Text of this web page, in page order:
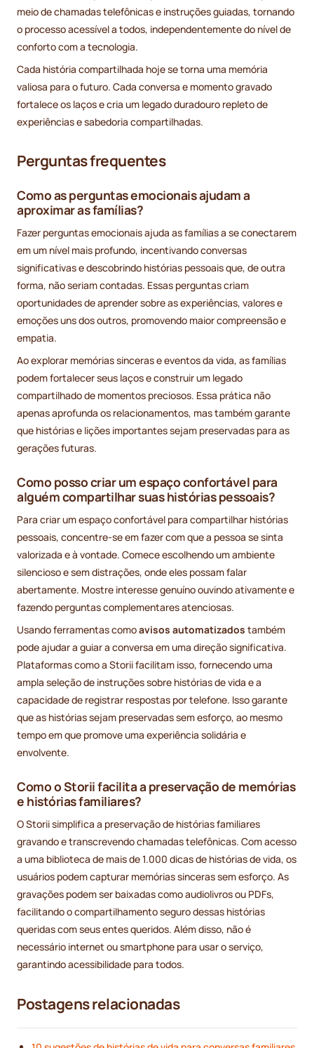
meio de chamadas telefônicas e instruções guiadas, tornando
o processo acessível a todos, independentemente do nível de
conforto com a tecnologia.
Cada história compartilhada hoje se torna uma memória
valiosa para o futuro. Cada conversa e momento gravado
fortalece os laços e cria um legado duradouro repleto de
experiências e sabedoria compartilhadas.
Perguntas frequentes
Como as perguntas emocionais ajudam a
aproximar as famílias?
Fazer perguntas emocionais ajuda as famílias a se conectarem
em um nível mais profundo, incentivando conversas
significativas e descobrindo histórias pessoais que, de outra
forma, não seriam contadas. Essas perguntas criam
oportunidades de aprender sobre as experiências, valores e
emoções uns dos outros, promovendo maior compreensão e
empatia.
Ao explorar memórias sinceras e eventos da vida, as famílias
podem fortalecer seus laços e construir um legado
compartilhado de momentos preciosos. Essa prática não
apenas aprofunda os relacionamentos, mas também garante
que histórias e lições importantes sejam preservadas para as
gerações futuras.
Como posso criar um espaço confortável para
alguém compartilhar suas histórias pessoais?
Para criar um espaço confortável para compartilhar histórias
pessoais, concentre-se em fazer com que a pessoa se sinta
valorizada e à vontade. Comece escolhendo um ambiente
silencioso e sem distrações, onde eles possam falar
abertamente. Mostre interesse genuíno ouvindo ativamente e
fazendo perguntas complementares atenciosas.
Usando ferramentas comoavisos automatizados também
pode ajudar a guiar a conversa em uma direção significativa.
Plataformas como a Storii facilitam isso, fornecendo uma
ampla seleção de instruções sobre histórias de vida e a
capacidade de registrar respostas por telefone. Isso garante
que as histórias sejam preservadas sem esforço, ao mesmo
tempo em que promove uma experiência solidária e
envolvente.
Como o Storii facilita a preservação de memórias
e histórias familiares?
O Storii simplifica a preservação de histórias familiares
gravando e transcrevendo chamadas telefônicas. Com acesso
a uma biblioteca de mais de 1.000 dicas de histórias de vida, os
usuários podem capturar memórias sinceras sem esforço. As
gravações podem ser baixadas como audiolivros ou PDFs,
facilitando o compartilhamento seguro dessas histórias
queridas com seus entes queridos. Além disso, não é
necessário internet ou smartphone para usar o serviço,
garantindo acessibilidade para todos.
Postagens relacionadas